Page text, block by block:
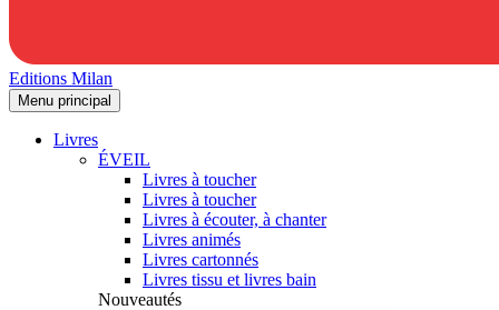
Editions Milan
Menu principal
Livres
ÉVEIL
Livres à toucher
Livres à toucher
Livres à écouter, à chanter
Livres animés
Livres cartonnés
Livres tissu et livres bain
Nouveautés